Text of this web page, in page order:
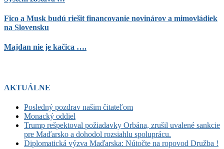
Fico a Musk budú riešit financovanie novinárov a mimovládiek
na Slovensku
Majdan nie je kačica ….
AKTUÁLNE
Posledný pozdrav našim čitateľom
Monacký oddiel
Trump rešpektoval požiadavky Orbána, zrušil uvalené sankcie
pre Maďarsko a dohodol rozsiahlu spoluprácu.
Diplomatická výzva Maďarska: Nútočte na ropovod Družba !